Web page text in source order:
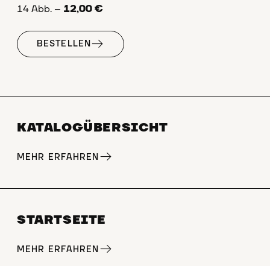
14 Abb. -- 12,00 €
BESTELLEN
KATALOGÜBERSICHT
MEHR ERFAHREN
STARTSEITE
MEHR ERFAHREN